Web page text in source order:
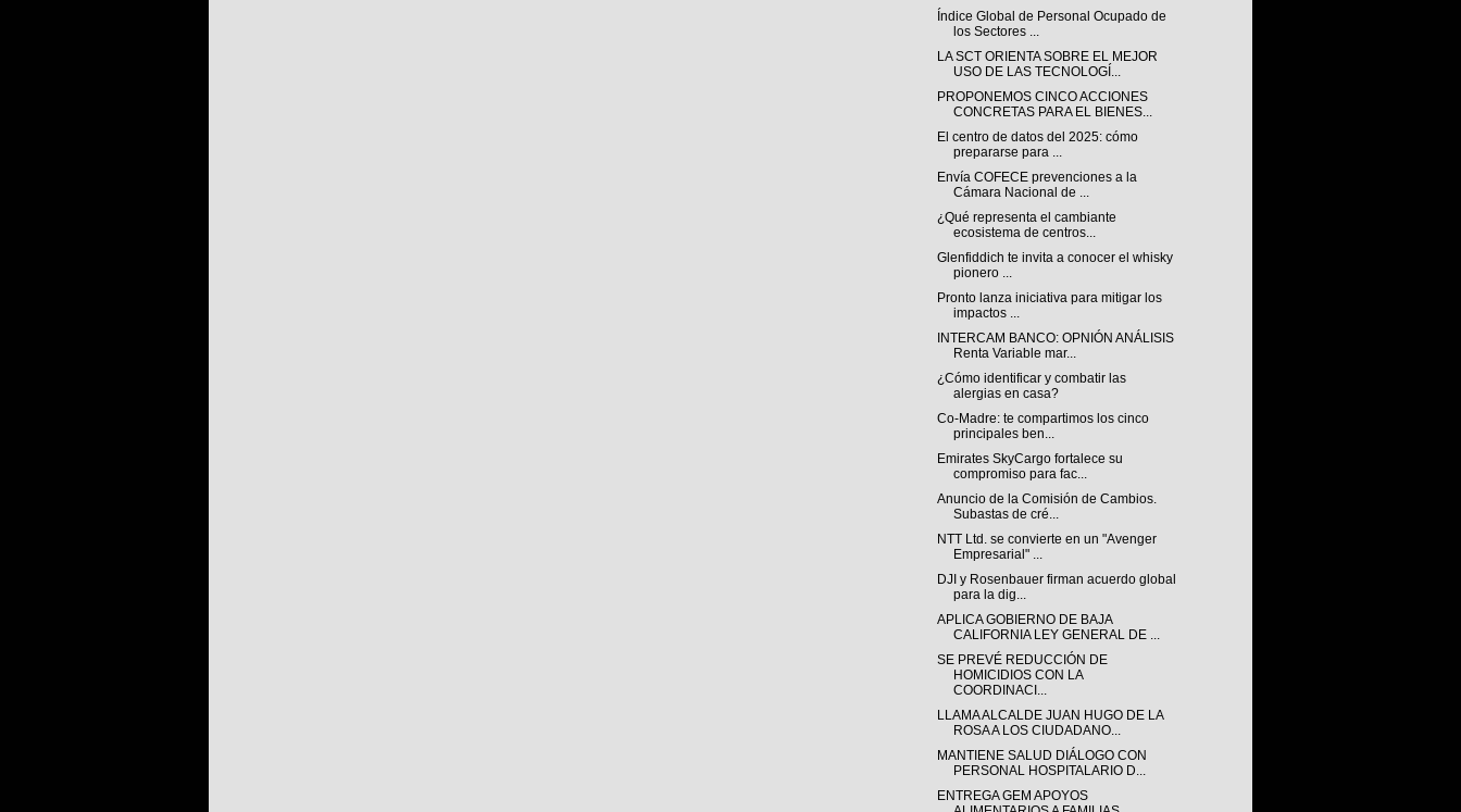
Índice Global de Personal Ocupado de
los Sectores ...
LA SCT ORIENTA SOBRE EL MEJOR
USO DE LAS TECNOLOGÍ...
PROPONEMOS CINCO ACCIONES
CONCRETAS PARA EL BIENES...
El centro de datos del 2025: cómo
prepararse para ...
Envía COFECE prevenciones a la
Cámara Nacional de ...
¿Qué representa el cambiante
ecosistema de centros...
Glenfiddich te invita a conocer el whisky
pionero ...
Pronto lanza iniciativa para mitigar los
impactos ...
INTERCAM BANCO: OPNIÓN ANÁLISIS
Renta Variable mar...
¿Cómo identificar y combatir las
alergias en casa?
Co-Madre: te compartimos los cinco
principales ben...
Emirates SkyCargo fortalece su
compromiso para fac...
Anuncio de la Comisión de Cambios.
Subastas de cré...
NTT Ltd. se convierte en un "Avenger
Empresarial" ...
DJI y Rosenbauer firman acuerdo global
para la dig...
APLICA GOBIERNO DE BAJA
CALIFORNIA LEY GENERAL DE ...
SE PREVÉ REDUCCIÓN DE
HOMICIDIOS CON LA
COORDINACI...
LLAMA ALCALDE JUAN HUGO DE LA
ROSA A LOS CIUDADANO...
MANTIENE SALUD DIÁLOGO CON
PERSONAL HOSPITALARIO D...
ENTREGA GEM APOYOS